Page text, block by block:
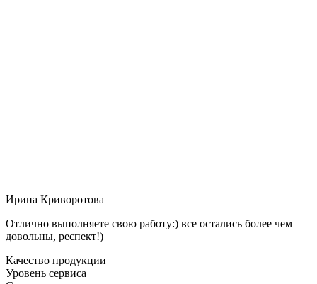
Ирина Криворотова
Отлично выполняете свою работу:) все остались более чем
довольны, респект!)
Качество продукции
Уровень сервиса